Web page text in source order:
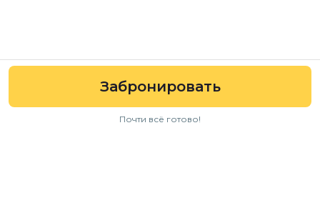
Забронировать
Почти всё готово!